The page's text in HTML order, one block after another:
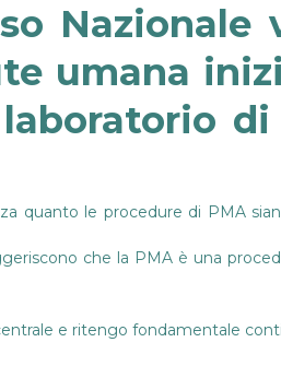
umana
di
quanto le procedure di PMA
che la PMA è una
e ritengo fondamentale